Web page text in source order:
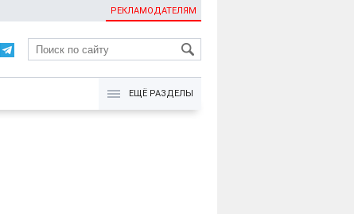
РЕКЛАМОДАТЕЛЯМ
KG
ЕЩЁ РАЗДЕЛЫ